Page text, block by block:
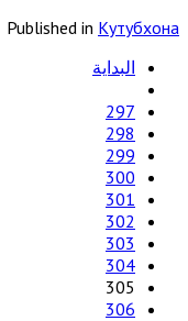
Published in Кутубхона
البداية
297
298
299
300
301
302
303
304
305
306